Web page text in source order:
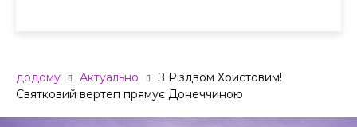
додому Актуально
З Різдвом Христовим!
Святковий вертеп прямує Донеччиною